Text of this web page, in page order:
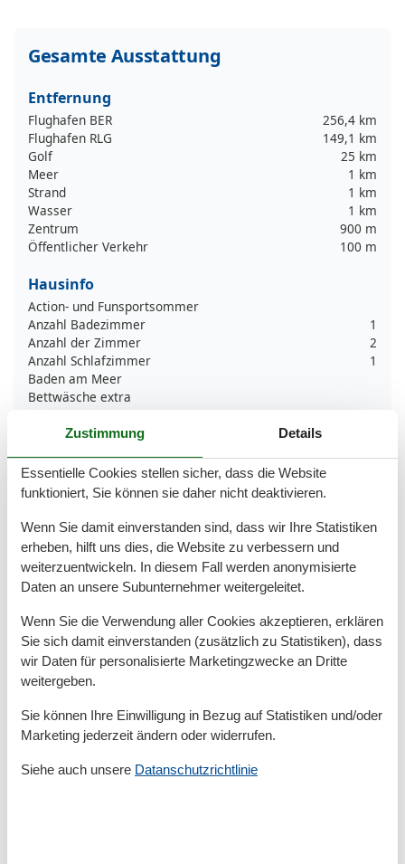
Gesamte Ausstattung
Entfernung
Flughafen BER
256,4 km
Flughafen RLG
149,1 km
Golf
25 km
Meer
1 km
Strand
1 km
Wasser
1 km
Zentrum
900 m
Öffentlicher Verkehr
100 m
Hausinfo
Action- und Funsportsommer
Anzahl Badezimmer
1
Anzahl der Zimmer
2
Anzahl Schlafzimmer
1
Baden am Meer
Bettwäsche extra
Dusche
Handtücher extra
Haustiere
Heizung
Herd
Insel
Kessel
Kinderbetten
Küchentuch
Kühlschrank
Nichtraucher
Offene Küche
Parkplatz privat kostenlos
Rauchmelder
Spülmaschine
Zustimmung Details
Essentielle Cookies stellen sicher, dass die Website
funktioniert, Sie können sie daher nicht deaktivieren.
Wenn Sie damit einverstanden sind, dass wir Ihre Statistiken
erheben, hilft uns dies, die Website zu verbessern und
weiterzuentwickeln. In diesem Fall werden anonymisierte
Daten an unsere Subunternehmer weitergeleitet.
Wenn Sie die Verwendung aller Cookies akzeptieren, erklären
Sie sich damit einverstanden (zusätzlich zu Statistiken), dass
wir Daten für personalisierte Marketingzwecke an Dritte
weitergeben.
Sie können Ihre Einwilligung in Bezug auf Statistiken und/oder
Marketing jederzeit ändern oder widerrufen.
Siehe auch unsere Datanschutzrichtlinie